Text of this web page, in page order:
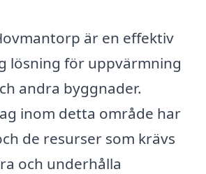
är en effektiv
lösning för uppvärmning
andra byggnader.
inom detta område har
de resurser som krävs
och underhålla